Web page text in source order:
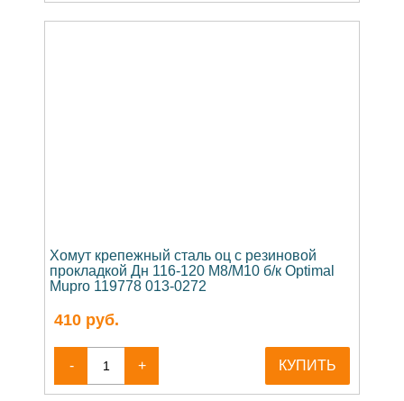
Хомут крепежный сталь оц с резиновой
прокладкой Дн 116-120 М8/М10 б/к Optimal
Mupro 119778 013-0272
410 руб.
- + КУПИТЬ